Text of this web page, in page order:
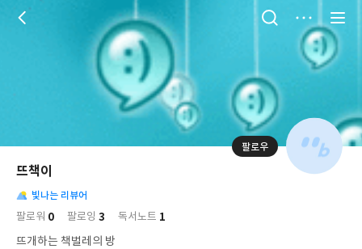
팔로우
뜨책이
님
의
사
락
빛나는 리뷰어
팔로워 0 팔로잉 3 독서노트 1
뜨개하는 책벌레의 방